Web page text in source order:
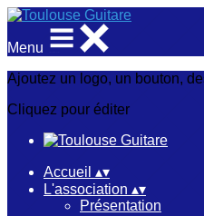
Menu
Ajoutez un logo, un bouton,
Cliquez pour éditer
Accueil ▴▾
L'association ▴▾
Présentation